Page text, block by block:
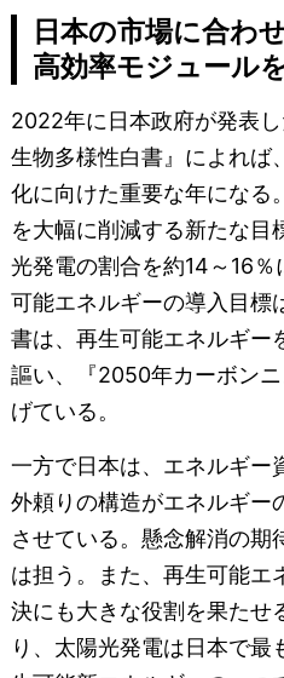
日本の市場に合わ
高効率モジュール
2022年に日本政府が発表
生物多様性白書』によれ
化に向けた重要な年になる
を大幅に削減する新たな目
光発電の割合を約14～16
可能エネルギーの導入目標
書は、再生可能エネルギー
謳い、『2050年カーボン
げている。
一方で日本は、エネルギー
外頼りの構造がエネルギー
させている。懸念解消の期
は担う。また、再生可能エ
決にも大きな役割を果たせ
り、太陽光発電は日本で最